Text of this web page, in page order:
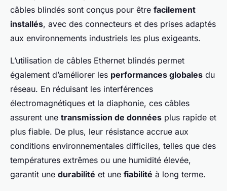
câbles blindés sont conçus pour être facilement
installés, avec des connecteurs et des prises adaptés
aux environnements industriels les plus exigeants.
L’utilisation de câbles Ethernet blindés permet
également d’améliorer les performances globales du
réseau. En réduisant les interférences
électromagnétiques et la diaphonie, ces câbles
assurent une transmission de données plus rapide et
plus fiable. De plus, leur résistance accrue aux
conditions environnementales difficiles, telles que des
températures extrêmes ou une humidité élevée,
garantit une durabilité et une fiabilité à long terme.